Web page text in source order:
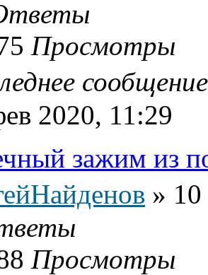
Просмотры
2020, 11:29
зажим из
»
Просмотры